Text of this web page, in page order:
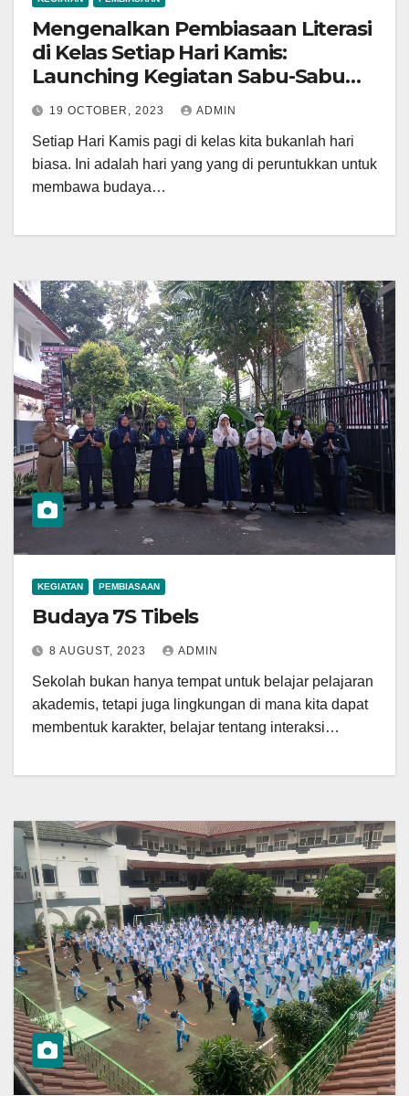
Mengenalkan Pembiasaan Literasi
di Kelas Setiap Hari Kamis:
Launching Kegiatan Sabu-Sabu
“Satu Bulan Satu Buku”
19 OCTOBER, 2023 ADMIN
Setiap Hari Kamis pagi di kelas kita bukanlah hari
biasa. Ini adalah hari yang yang di peruntukkan untuk
membawa budaya…
KEGIATAN PEMBIASAAN
Budaya 7S Tibels
8 AUGUST, 2023 ADMIN
Sekolah bukan hanya tempat untuk belajar pelajaran
akademis, tetapi juga lingkungan di mana kita dapat
membentuk karakter, belajar tentang interaksi…